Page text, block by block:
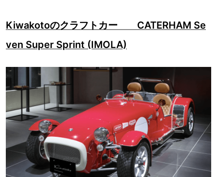
Kiwakotoのクラフトカー CATERHAM Se
ven Super Sprint (IMOLA)